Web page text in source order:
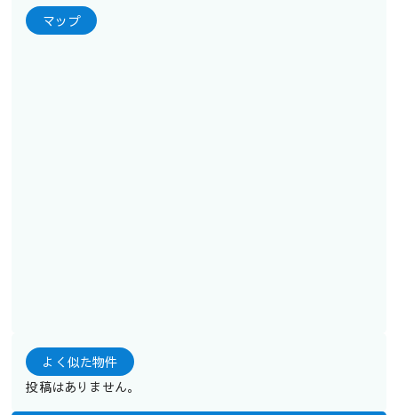
マップ
よく似た物件
投稿はありません。